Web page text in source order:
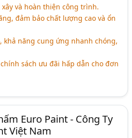
và hoàn thiện công trình.
đảm bảo chất lượng cao và ổn
khả năng cung ứng nhanh chóng,
sách ưu đãi hấp dẫn cho đơn
Euro Paint - Công Ty
Việt Nam